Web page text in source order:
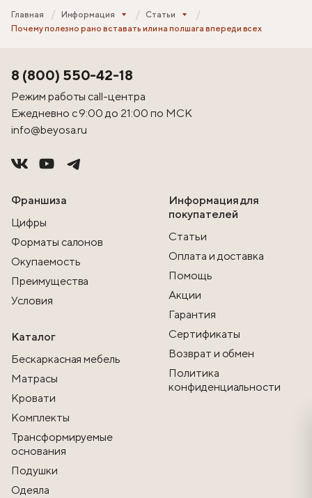
Главная Информация
Статьи
Почему полезно рано вставать или на полшага впереди всех
8 (800) 550-42-18
Режим работы call-центра
Ежедневно с 9:00 до 21:00 по МСК
info@beyosa.ru
Франшиза
Цифры
Форматы салонов
Окупаемость
Преимущества
Условия
Каталог
Бескаркасная мебель
Матрасы
Кровати
Комплекты
Трансформируемые
основания
Подушки
Одеяла
Информация для
покупателей
Статьи
Оплата и доставка
Помощь
Акции
Гарантия
Сертификаты
Возврат и обмен
Политика
конфиденциальности